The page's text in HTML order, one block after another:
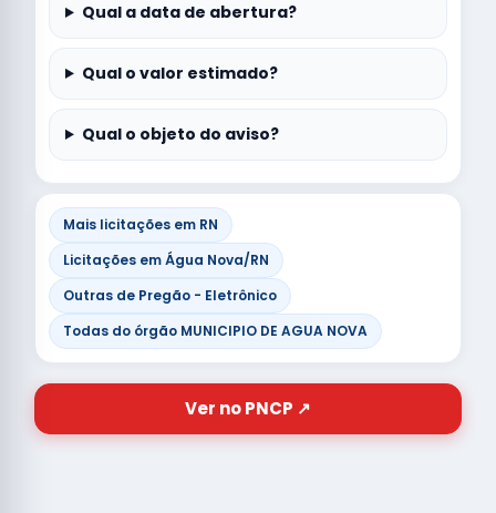
Qual a data de abertura?
Qual o valor estimado?
Qual o objeto do aviso?
Mais licitações em RN
Licitações em Água Nova/RN
Outras de Pregão - Eletrônico
Todas do órgão MUNICIPIO DE AGUA NOVA
Ver no PNCP ↗